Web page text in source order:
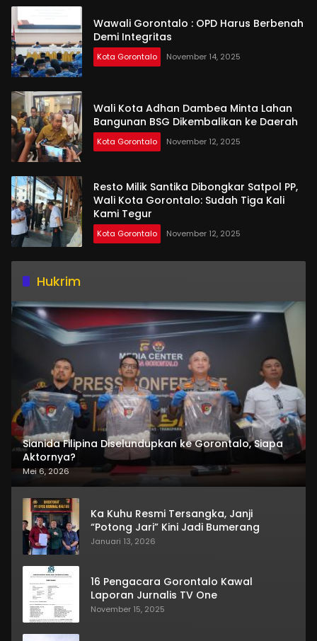
Wawali Gorontalo : OPD Harus Berbenah
Demi Integritas
Kota Gorontalo November 14, 2025
Wali Kota Adhan Dambea Minta Lahan
Bangunan BSG Dikembalikan ke Daerah
Kota Gorontalo November 12, 2025
Resto Milik Santika Dibongkar Satpol PP,
Wali Kota Gorontalo: Sudah Tiga Kali
Kami Tegur
Kota Gorontalo November 12, 2025
Hukrim
Sianida Filipina Diselundupkan ke Gorontalo, Siapa
Aktornya?
Mei 6, 2026
Ka Kuhu Resmi Tersangka, Janji
“Potong Jari” Kini Jadi Bumerang
Januari 13, 2026
16 Pengacara Gorontalo Kawal
Laporan Jurnalis TV One
November 15, 2025